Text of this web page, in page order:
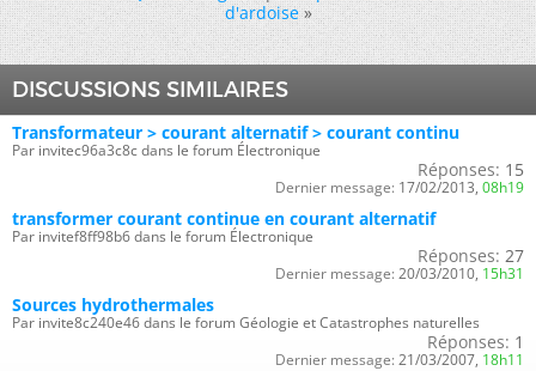
d'ardoise »
DISCUSSIONS SIMILAIRES
Transformateur > courant alternatif > courant continu
Par invitec96a3c8c dans le forum Électronique
Réponses: 15
Dernier message: 17/02/2013, 08h19
transformer courant continue en courant alternatif
Par invitef8ff98b6 dans le forum Électronique
Réponses: 27
Dernier message: 20/03/2010, 15h31
Sources hydrothermales
Par invite8c240e46 dans le forum Géologie et Catastrophes naturelles
Réponses: 1
Dernier message: 21/03/2007, 18h11